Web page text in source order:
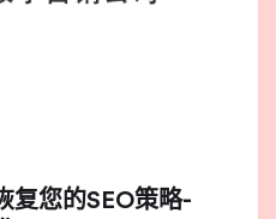
复您的SEO策略-